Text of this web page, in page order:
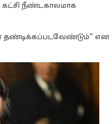
நீண்டகாலமாக
தண்டிக்கப்படவேண்டும்” என